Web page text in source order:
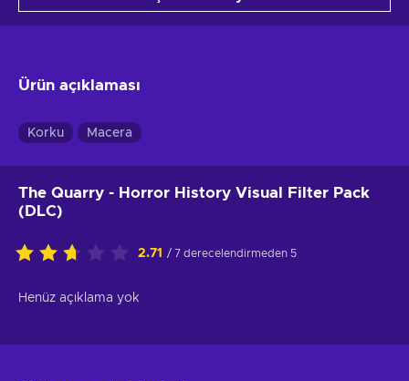
Ürün açıklaması
Korku Macera
The Quarry - Horror History Visual Filter Pack
(DLC)
2.71 / 7 derecelendirmeden 5
Henüz açıklama yok